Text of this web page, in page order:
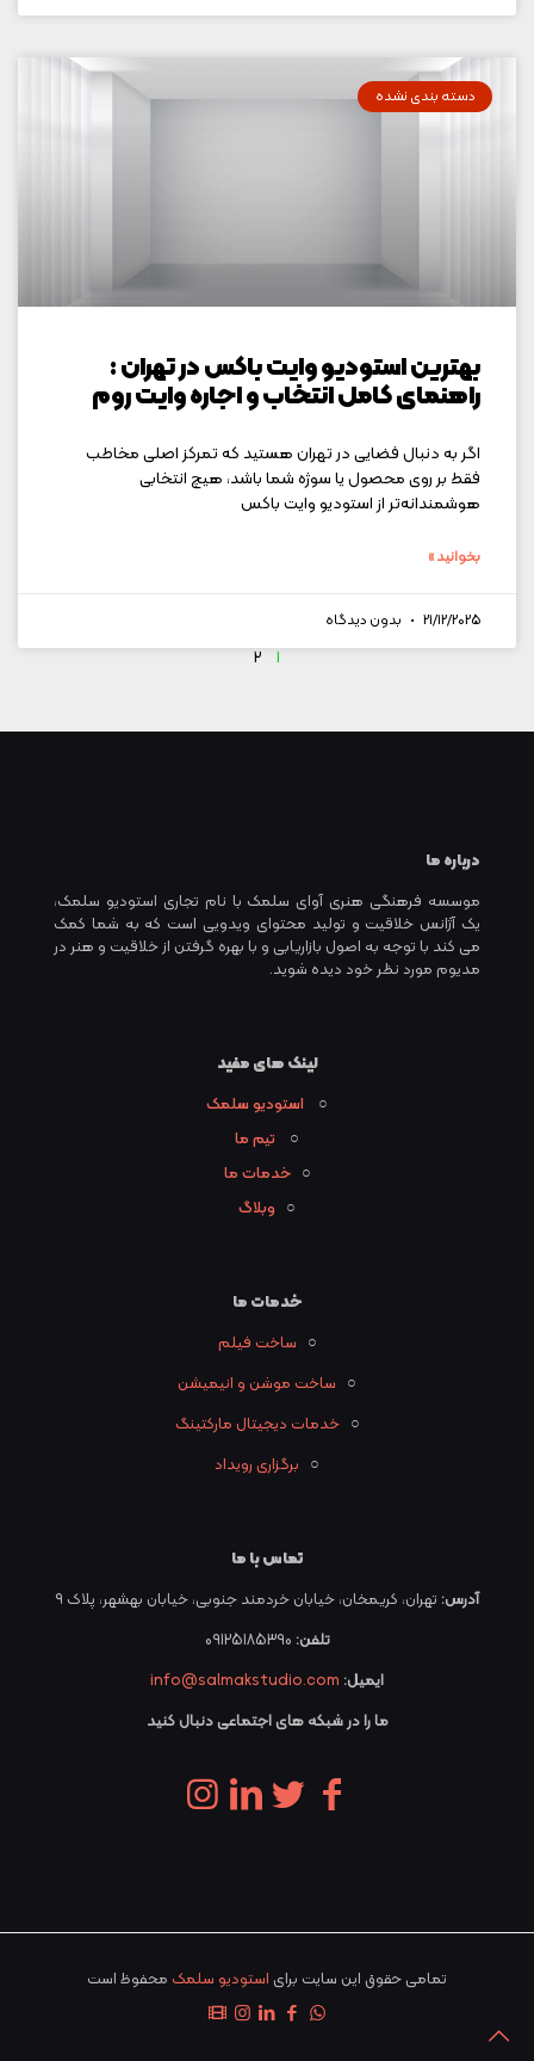
دسته بندی نشده
بهترین استودیو وایت باکس در تهران :
راهنمای کامل انتخاب و اجاره وایت روم
اگر به دنبال فضایی در تهران هستید که تمرکز اصلی مخاطب
فقط بر روی محصول یا سوژه شما باشد، هیچ انتخابی
هوشمندانه‌تر از استودیو وایت باکس
بخوانید »
21/12/2025 بدون دیدگاه
1
2
درباره ما
موسسه فرهنگی هنری آوای سلمک با نام تجاری استودیو سلمک،
یک آژانس خلاقیت و تولید محتوای ویدویی است که به شما کمک
می کند با توجه به اصول بازاریابی و با بهره گرفتن از خلاقیت و هنر در
مدیوم مورد نظر خود دیده شوید.
لینک های مفید
○
استودیو سلمک
○
تیم ما
○خدمات ما
○ وبلاگ
خدمات ما
○ ساخت فیلم
○ ساخت موشن و انیمیشن
○خدمات دیجیتال مارکتینگ
○ برگزاری رویداد
تماس با ما
آدرس: تهران، کریمخان، خیابان خردمند جنوبی، خیابان بهشهر، پلاک ۹
تلفن: 09125185390
ایمیل: info@salmakstudio.com
ما را در شبکه های اجتماعی دنبال کنید
تمامی حقوق این سایت برای استودیو سلمک محفوظ است